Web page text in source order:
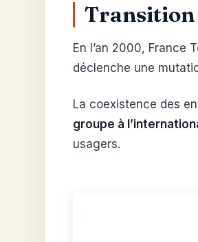
Transition
En l’an 2000, France
déclenche une
La coexistence des
groupe à
usagers.